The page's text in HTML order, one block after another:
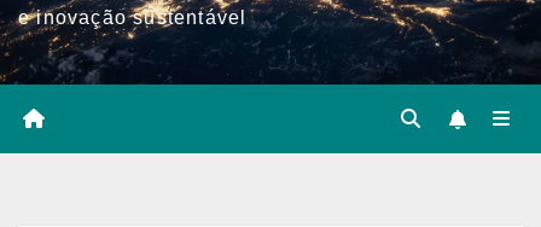
e inovação sustentável